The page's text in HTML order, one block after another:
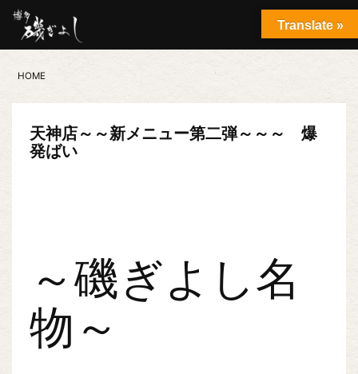
HOME
天神店～～新メニュー第二弾～～～ 爆
発ばい
～磯ぎよし名
物～
Translate »